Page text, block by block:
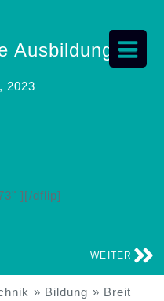
Ausbildung
2023
WEITER
» Bildung » Breit